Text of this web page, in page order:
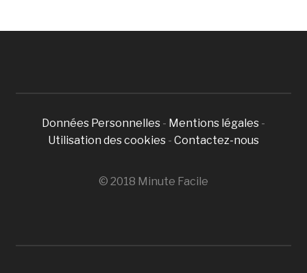
Données Personnelles - Mentions légales -
Utilisation des cookies - Contactez-nous
© 2018 Minute Facile